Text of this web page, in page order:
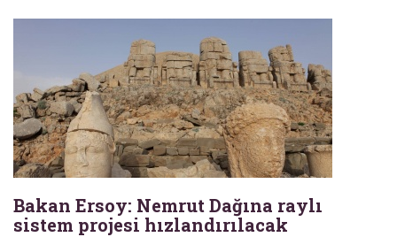
Bakan Ersoy: Nemrut Dağına raylı
sistem projesi hızlandırılacak